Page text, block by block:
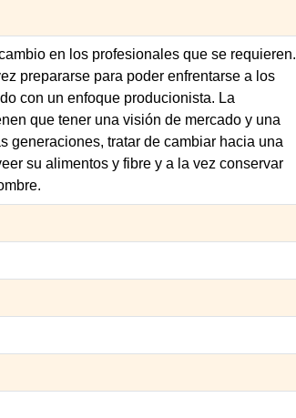
en los profesionales que se requieren.
prepararse para poder enfrentarse a los
con un enfoque producionista. La
que tener una visión de mercado y una
generaciones, tratar de cambiar hacia una
su alimentos y fibre y a la vez conservar